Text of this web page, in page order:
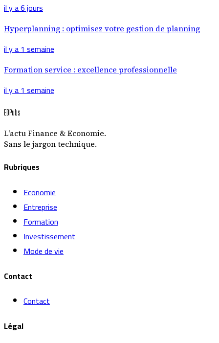
il y a 6 jours
Hyperplanning : optimisez votre gestion de planning
il y a 1 semaine
Formation service : excellence professionnelle
il y a 1 semaine
EDPubs
L'actu Finance & Economie.
Sans le jargon technique.
Rubriques
Economie
Entreprise
Formation
Investissement
Mode de vie
Contact
Contact
Légal